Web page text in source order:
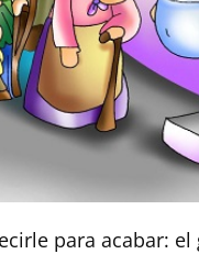
para acabar: